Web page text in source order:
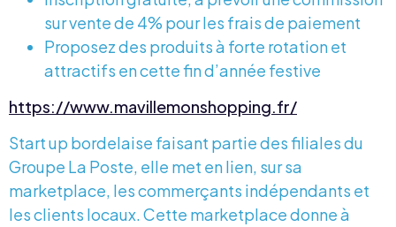
sur vente de 4% pour les frais de paiement
Proposez des produits à forte rotation et
attractifs en cette fin d’année festive
https://www.mavillemonshopping.fr/
Start up bordelaise faisant partie des filiales du
Groupe La Poste, elle met en lien, sur sa
marketplace, les commerçants indépendants et
les clients locaux. Cette marketplace donne à